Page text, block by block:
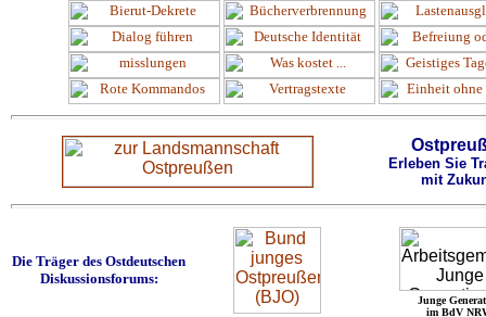
Erleben Sie
mit
Die Träger des Ostdeutschen
Diskussionsforums:
Junge
im BdV